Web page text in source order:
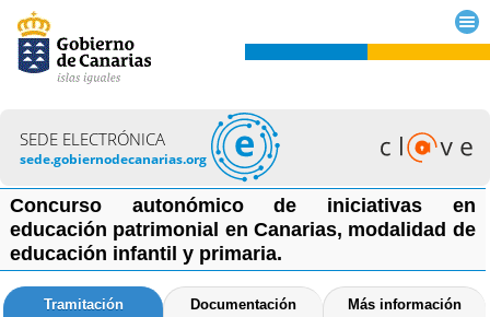
SEDE ELECTRÓNICA
sede.gobiernodecanarias.org
Concurso autonómico de iniciativas en
educación patrimonial en Canarias, modalidad de
educación infantil y primaria.
Tramitación Documentación Más información